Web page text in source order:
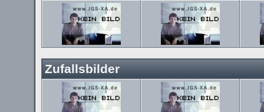
Zufallsbilder